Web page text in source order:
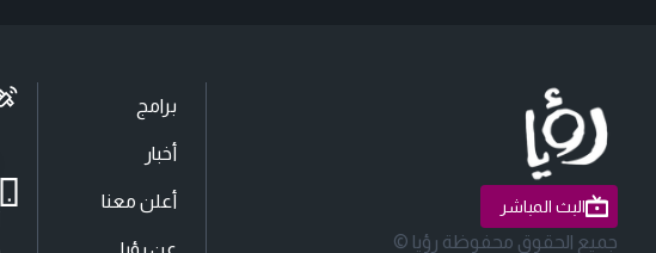
البث المباشر
جميع الحقوق محفوظة رؤيا ©
برامج
أخبار
أعلن معنا
عن رؤيا